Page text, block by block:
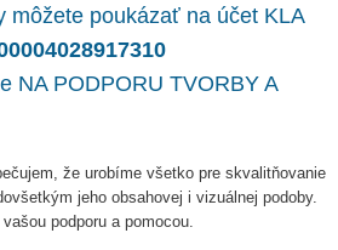
môžete poukázať na účet KLA
NA PODPORU TVORBY A
že urobíme všetko pre skvalitňovanie
jeho obsahovej i vizuálnej podoby.
podporu a pomocou.